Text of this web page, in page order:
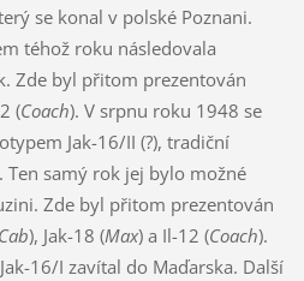
se konal v polské Poznani.
téhož roku následovala
Zde byl přitom prezentován
(Coach). V srpnu roku 1948 se
Jak-16/II (?), tradiční
Ten samý rok jej bylo možné
Zde byl přitom prezentován
), Jak-18 (Max) a Il-12 (Coach).
16/I zavítal do Maďarska. Další